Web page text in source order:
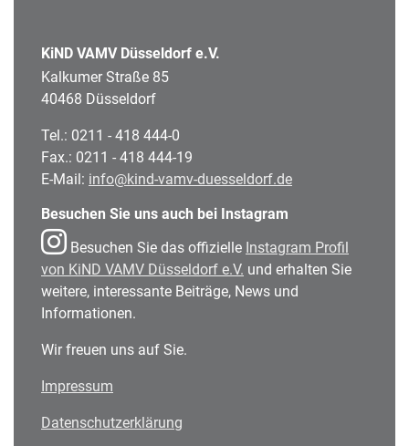
KiND VAMV Düsseldorf e.V.
Kalkumer Straße 85
40468 Düsseldorf
Tel.: 0211 - 418 444-0
Fax.: 0211 - 418 444-19
E-Mail: info@kind-vamv-duesseldorf.de
Besuchen Sie uns auch bei Instagram
Besuchen Sie das offizielle Instagram Profil
von KiND VAMV Düsseldorf e.V. und erhalten Sie
weitere, interessante Beiträge, News und
Informationen.
Wir freuen uns auf Sie.
Impressum
Datenschutzerklärung